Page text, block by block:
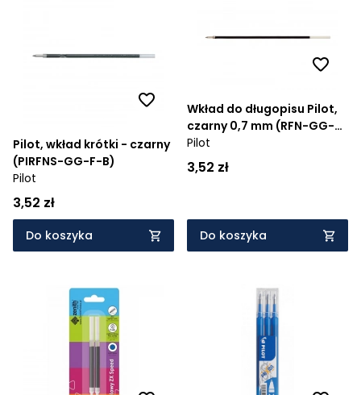
Pilot, wkład krótki - czarny
(PIRFNS-GG-F-B)
Pilot
3,52 zł
Do koszyka
Wkład do długopisu Pilot,
czarny 0,7 mm (RFN-GG-F-
B)
Pilot
3,52 zł
Do koszyka